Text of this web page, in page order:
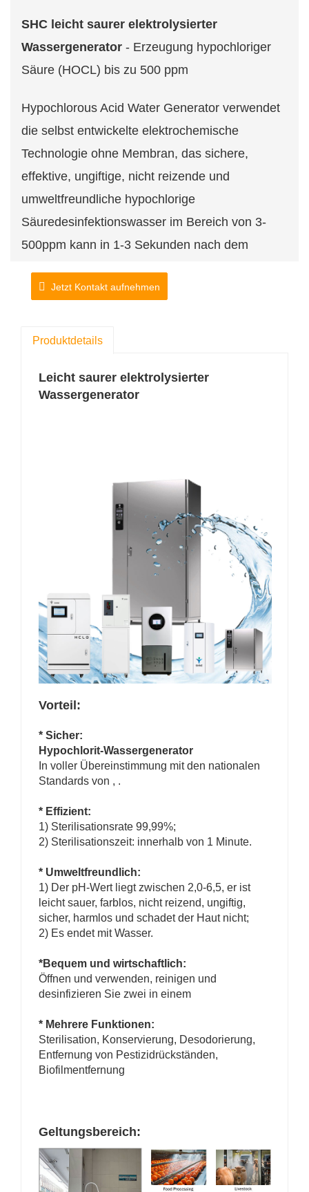
SHC leicht saurer elektrolysierter
Wassergenerator - Erzeugung hypochloriger
Säure (HOCL) bis zu 500 ppm
Hypochlorous Acid Water Generator verwendet
die selbst entwickelte elektrochemische
Technologie ohne Membran, das sichere,
effektive, ungiftige, nicht reizende und
umweltfreundliche hypochlorige
Säuredesinfektionswasser im Bereich von 3-
500ppm kann in 1-3 Sekunden nach dem
hergestellt werden.
Konzentration PPM: 3ppm-500ppm
PH-Konzentration: 2,0-6,5
Jetzt Kontakt aufnehmen
Produktdetails
Leicht saurer elektrolysierter
Wassergenerator
Vorteil:
* Sicher:
Hypochlorit-Wassergenerator
In voller Übereinstimmung mit den nationalen
Standards von , .
* Effizient:
1) Sterilisationsrate 99,99%;
2) Sterilisationszeit: innerhalb von 1 Minute.
* Umweltfreundlich:
1) Der pH-Wert liegt zwischen 2,0-6,5, er ist
leicht sauer, farblos, nicht reizend, ungiftig,
sicher, harmlos und schadet der Haut nicht;
2) Es endet mit Wasser.
*Bequem und wirtschaftlich:
Öffnen und verwenden, reinigen und
desinfizieren Sie zwei in einem
* Mehrere Funktionen:
Sterilisation, Konservierung, Desodorierung,
Entfernung von Pestizidrückständen,
Biofilmentfernung
Geltungsbereich: